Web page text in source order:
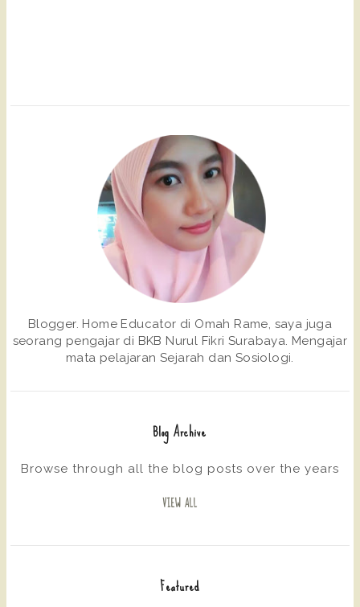
Blogger. Home Educator di Omah Rame, saya juga
seorang pengajar di BKB Nurul Fikri Surabaya. Mengajar
mata pelajaran Sejarah dan Sosiologi.
Blog Archive
Browse through all the blog posts over the years
VIEW ALL
Featured